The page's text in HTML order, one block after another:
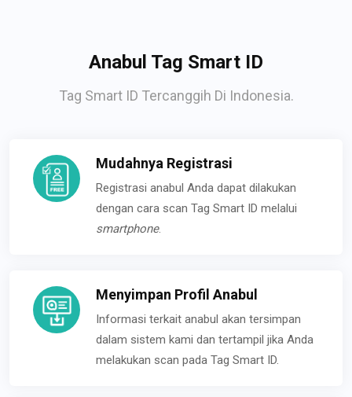
Anabul Tag Smart ID
Tag Smart ID Tercanggih Di Indonesia.
Mudahnya Registrasi
Registrasi anabul Anda dapat dilakukan
dengan cara scan Tag Smart ID melalui
smartphone.
Menyimpan Profil Anabul
Informasi terkait anabul akan tersimpan
dalam sistem kami dan tertampil jika Anda
melakukan scan pada Tag Smart ID.